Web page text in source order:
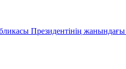
Президентінің